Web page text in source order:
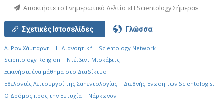
Αποκτήστε το Ενημερωτικό Δελτίο «Η Scientology Σήμερα»
Σχετικές Ιστοσελίδες Γλώσσα
Λ. Ρον Χάμπαρντ Η Διανοητική
Scientology Network
Scientology Religion
Ντέιβιντ Μισκάβιτς
Ξεκινήστε ένα μάθημα στο Διαδίκτυο
Εθελοντές Λειτουργοί της Σαηεντολογίας
Διεθνής Ένωση των Scientologist
Ο Δρόμος προς την Ευτυχία
Νάρκωνον